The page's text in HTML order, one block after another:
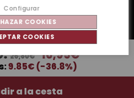
Configurar
COOKIES
COOKIES
26,80€ 16,95€
9.85€ (-36.8%)
a la cesta